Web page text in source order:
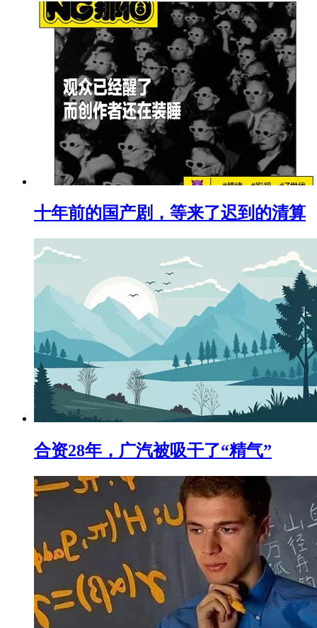
十年前的国产剧，等来了迟到的清算
合资28年，广汽被吸干了“精气”